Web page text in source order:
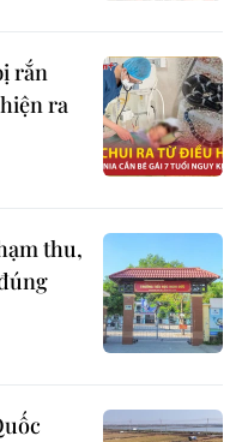
rắn
ra
thu,